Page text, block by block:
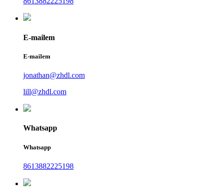
E-mailem
E-mailem
jonathan@zhdl.com
lill@zhdl.com
Whatsapp
Whatsapp
8613882225198